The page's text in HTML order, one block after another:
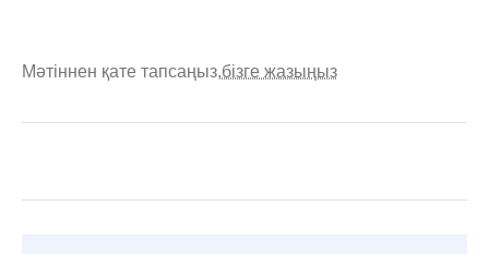
Мәтіннен қате тапсаңыз,бізге жазыңыз